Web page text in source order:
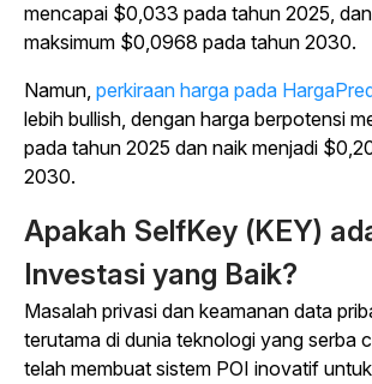
mencapai $0,033 pada tahun 2025,
maksimum $0,0968 pada tahun 2030.
Namun, perkiraan harga pada
lebih bullish, dengan harga berpotensi
pada tahun 2025 dan naik menjadi
2030.
Apakah SelfKey (KEY)
Investasi yang Baik?
Masalah privasi dan keamanan data
terutama di dunia teknologi yang serba
telah membuat sistem POI inovatif